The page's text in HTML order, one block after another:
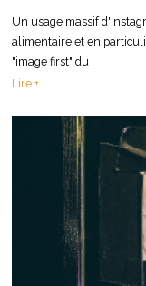
Un usage massif
alimentaire et en
"image first" du
Lire +